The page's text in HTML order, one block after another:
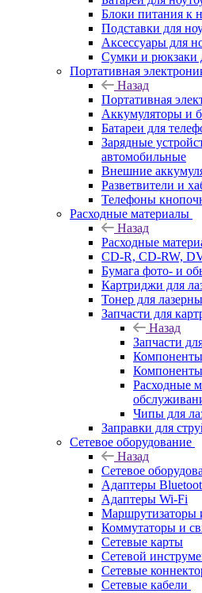
Блоки питания к
Подставки для
Аксессуары для
Сумки и рюкзаки
Портативная
Назад
Портативная
Аккумуляторы и
Батареи для
Зарядные
автомобильные
Внешние
Разветвители и
Телефоны
Расходные материалы
Назад
Расходные
CD-R, CD-RW,
Бумага фото- и
Картриджи для
Тонер для
Запчасти для
Назад
Запчасти
Расходные
Чипы для
Заправки для
Сетевое оборудование
Назад
Сетевое
Адаптеры
Адаптеры Wi-Fi
Маршрутизаторы
Коммутаторы и
Сетевые карты
Сетевой
Сетевые
Сетевые кабели